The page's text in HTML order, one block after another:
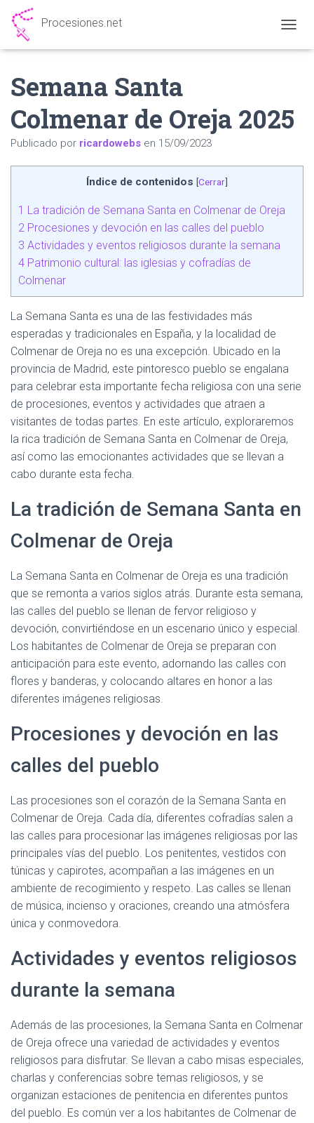
Procesiones.net
Semana Santa
Colmenar de Oreja 2025
Publicado por ricardowebs en 15/09/2023
Índice de contenidos [Cerrar]
1 La tradición de Semana Santa en Colmenar de Oreja
2 Procesiones y devoción en las calles del pueblo
3 Actividades y eventos religiosos durante la semana
4 Patrimonio cultural: las iglesias y cofradías de
Colmenar
La Semana Santa es una de las festividades más
esperadas y tradicionales en España, y la localidad de
Colmenar de Oreja no es una excepción. Ubicado en la
provincia de Madrid, este pintoresco pueblo se engalana
para celebrar esta importante fecha religiosa con una serie
de procesiones, eventos y actividades que atraen a
visitantes de todas partes. En este artículo, exploraremos
la rica tradición de Semana Santa en Colmenar de Oreja,
así como las emocionantes actividades que se llevan a
cabo durante esta fecha.
La tradición de Semana Santa en
Colmenar de Oreja
La Semana Santa en Colmenar de Oreja es una tradición
que se remonta a varios siglos atrás. Durante esta semana,
las calles del pueblo se llenan de fervor religioso y
devoción, convirtiéndose en un escenario único y especial.
Los habitantes de Colmenar de Oreja se preparan con
anticipación para este evento, adornando las calles con
flores y banderas, y colocando altares en honor a las
diferentes imágenes religiosas.
Procesiones y devoción en las
calles del pueblo
Las procesiones son el corazón de la Semana Santa en
Colmenar de Oreja. Cada día, diferentes cofradías salen a
las calles para procesionar las imágenes religiosas por las
principales vías del pueblo. Los penitentes, vestidos con
túnicas y capirotes, acompañan a las imágenes en un
ambiente de recogimiento y respeto. Las calles se llenan
de música, incienso y oraciones, creando una atmósfera
única y conmovedora.
Actividades y eventos religiosos
durante la semana
Además de las procesiones, la Semana Santa en Colmenar
de Oreja ofrece una variedad de actividades y eventos
religiosos para disfrutar. Se llevan a cabo misas especiales,
charlas y conferencias sobre temas religiosos, y se
organizan estaciones de penitencia en diferentes puntos
del pueblo. Es común ver a los habitantes de Colmenar de